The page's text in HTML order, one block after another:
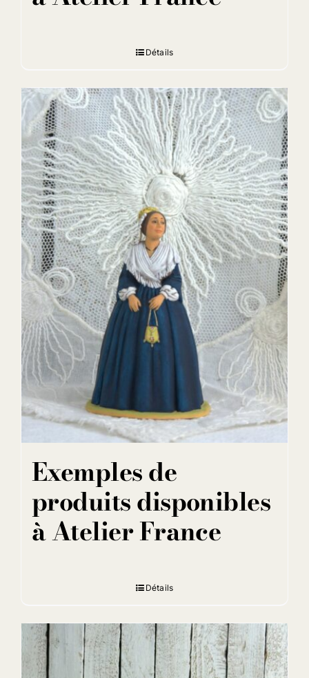
Détails
Exemples de
produits disponibles
à Atelier France
Détails